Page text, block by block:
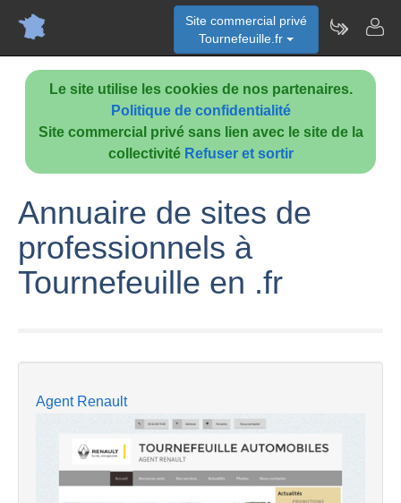
Le site utilise les cookies de nos partenaires.
Politique de confidentialité
Site commercial privé sans lien avec le site de la
collectivité Refuser et sortir
Site commercial privé
Tournefeuille.fr
Annuaire de sites de
professionnels à
Tournefeuille en .fr
Agent Renault